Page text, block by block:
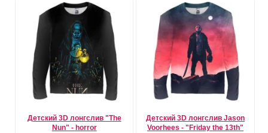
Детский 3D лонгслив "The
Nun" - horror
Детский 3D лонгслив Jason
Voorhees - "Friday the 13th"